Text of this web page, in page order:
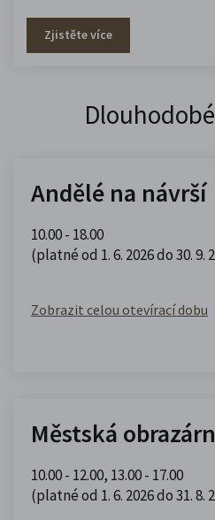
Zjistěte více
Andělé na návrší
10.00 - 18.00
(platné od 1. 6. 2026 do 30. 9.
Zobrazit celou otevírací dobu
Městská
10.00 - 12.00, 13.00 - 17.00
(platné od 1. 6. 2026 do 31. 8.